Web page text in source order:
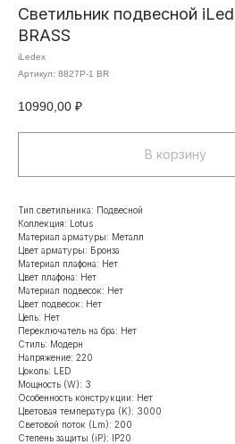
Светильник подвесной
BRASS
iLedex
Артикул: 8827P-1 BR
10990,00 ₽
В корзину
Тип светильника: Подвесной
Коллекция: Lotus
Материал арматуры: Металл
Цвет арматуры: Бронза
Материал плафона: Нет
Цвет плафона: Нет
Материал подвесок: Нет
Цвет подвесок: Нет
Цепь: Нет
Переключатель на бра: Нет
Стиль: Модерн
Напряжение: 220
Цоколь: LED
Мощность (W): 3
Особенность конструкции: Нет
Цветовая температура (K): 3000
Световой поток (Lm): 200
Степень защиты (iP): IP20